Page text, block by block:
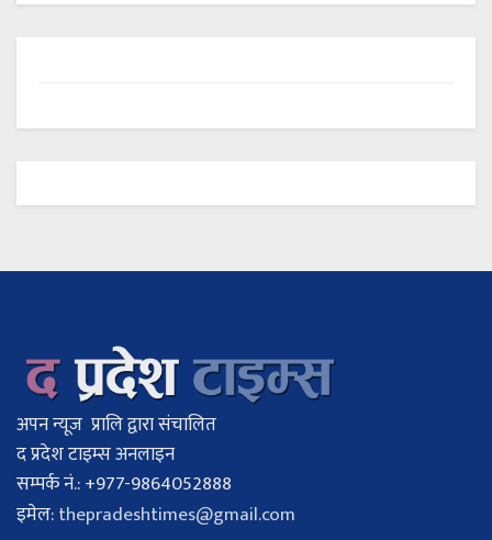
अपन न्यूज प्रालि द्वारा संचालित
द प्रदेश टाइम्स अनलाइन
सम्पर्क नं.: +977-9864052888
इमेल:thepradeshtimes@gmail.com